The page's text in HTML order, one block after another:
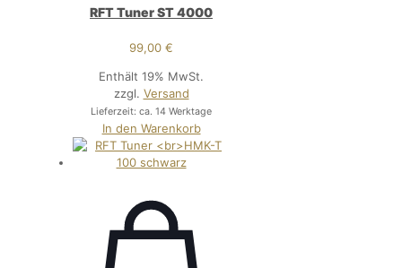
RFT Tuner ST 4000
99,00€
Enthält 19% MwSt.
zzgl. Versand
Lieferzeit: ca. 14 Werktage
In den Warenkorb